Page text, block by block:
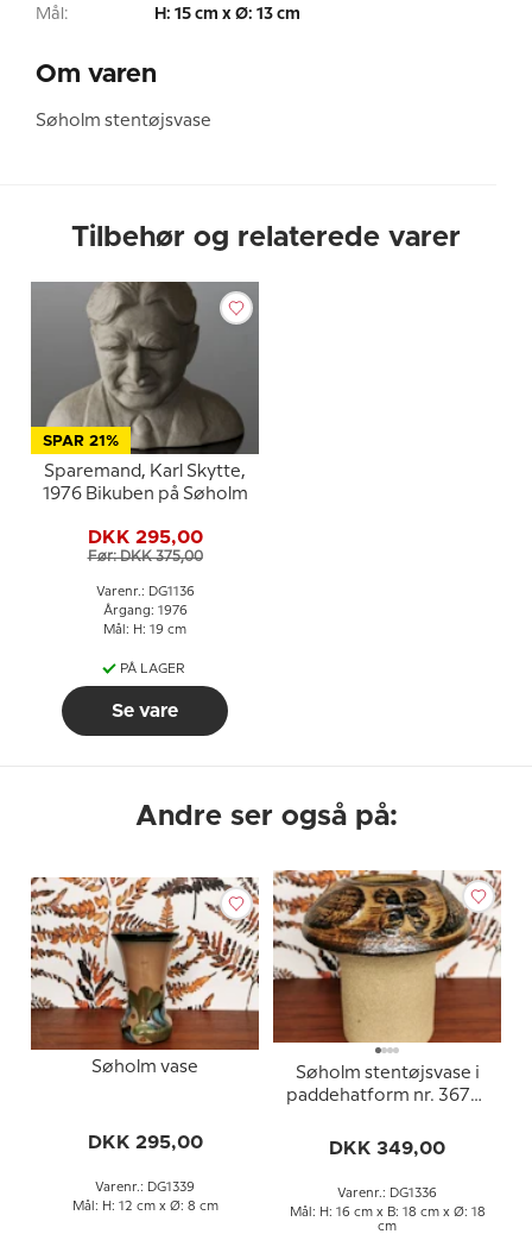
Mål: H: 15 cm x Ø: 13 cm
Om varen
Søholm stentøjsvase
Tilbehør og relaterede varer
SPAR 21%
Sparemand, Karl Skytte,
1976 Bikuben på Søholm
DKK 295,00
Før: DKK 375,00
Varenr.: DG1136
Årgang: 1976
Mål: H: 19 cm
PÅ LAGER
Se vare
Andre ser også på:
Søholm vase
DKK 295,00
Varenr.: DG1339
Mål: H: 12 cm x Ø: 8 cm
Søholm stentøjsvase i
paddehatform nr. 3675-
DKK 349,00
Varenr.: DG1336
Mål: H: 16 cm x B: 18 cm x Ø: 18
cm